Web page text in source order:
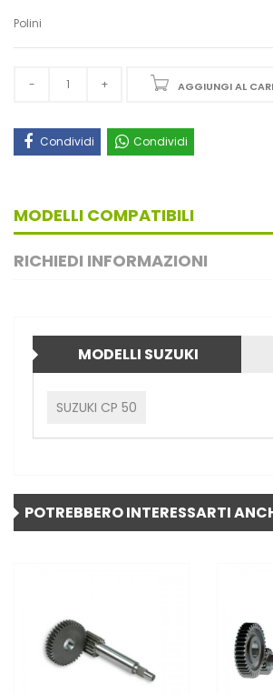
Polini
AGGIUNGI AL
Condividi Condividi
MODELLI COMPATIBILI
RICHIEDI INFORMAZIONI
MODELLI SUZUKI
SUZUKI CP 50
POTREBBERO INTERESSARTI